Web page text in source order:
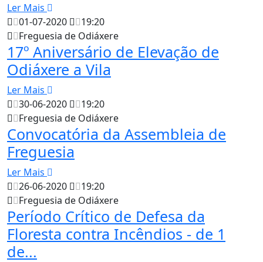
Ler Mais
01-07-2020
19:20
Freguesia de Odiáxere
17º Aniversário de Elevação de
Odiáxere a Vila
Ler Mais
30-06-2020
19:20
Freguesia de Odiáxere
Convocatória da Assembleia de
Freguesia
Ler Mais
26-06-2020
19:20
Freguesia de Odiáxere
Período Crítico de Defesa da
Floresta contra Incêndios - de 1
de...